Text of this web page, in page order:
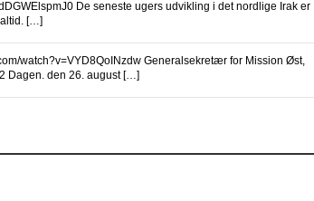
De seneste ugers udvikling i det nordlige Irak er
altid. […]
watch?v=VYD8QoINzdw Generalsekretær for Mission Øst,
Dagen. den 26. august […]